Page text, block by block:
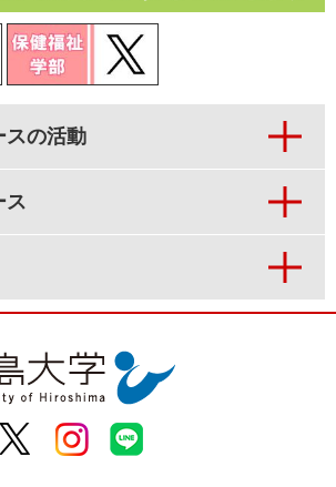
スの活動
ス